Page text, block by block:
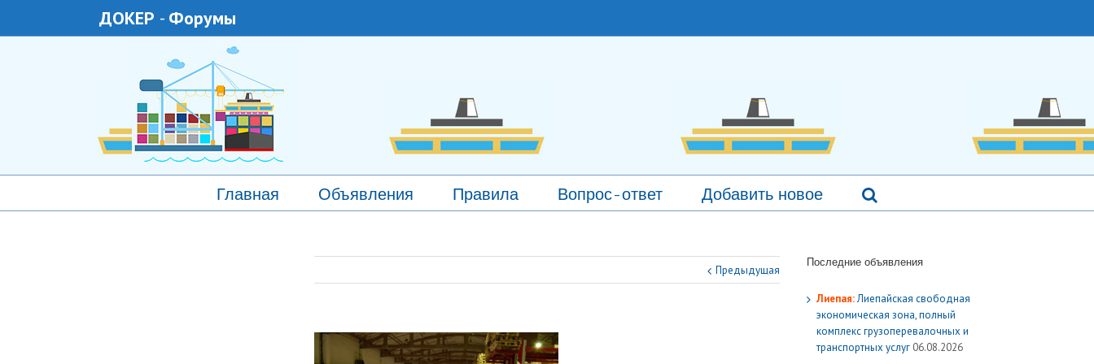
ДОКЕР - Форумы
Главная Объявления Правила Вопрос-ответ Добавить новое
Предыдущая
Последние объявления
Лиепая:Лиепайская свободная
экономическая зона, полный
комплекс грузoперевалочных и
транспортных услуг 06.08.2026